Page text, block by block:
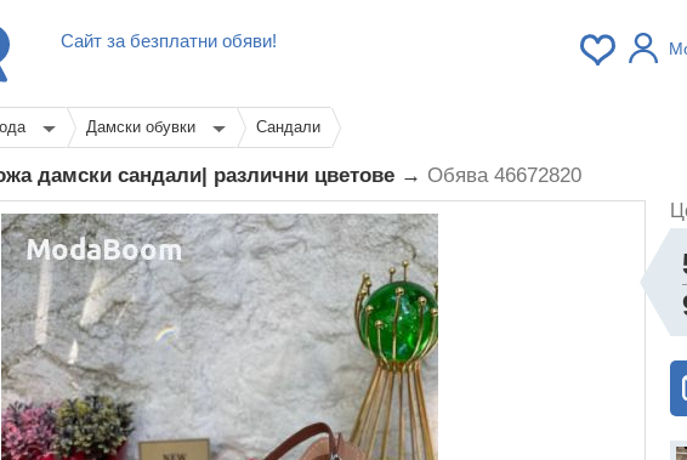
Сайт за безплатни обяви!
Дамски обувки Сандали
дамски сандали| различни цветове → Обява 46672820